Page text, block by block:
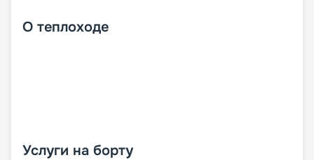
О теплоходе
Услуги на борту